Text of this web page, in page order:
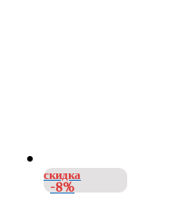
скидка
-8%